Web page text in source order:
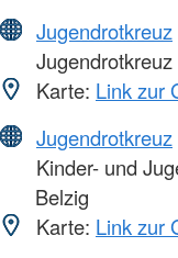
Jugendrotkreuz
Karte: Link zur
Jugendrotkreuz
Kinder- und
Belzig
Karte: Link zur